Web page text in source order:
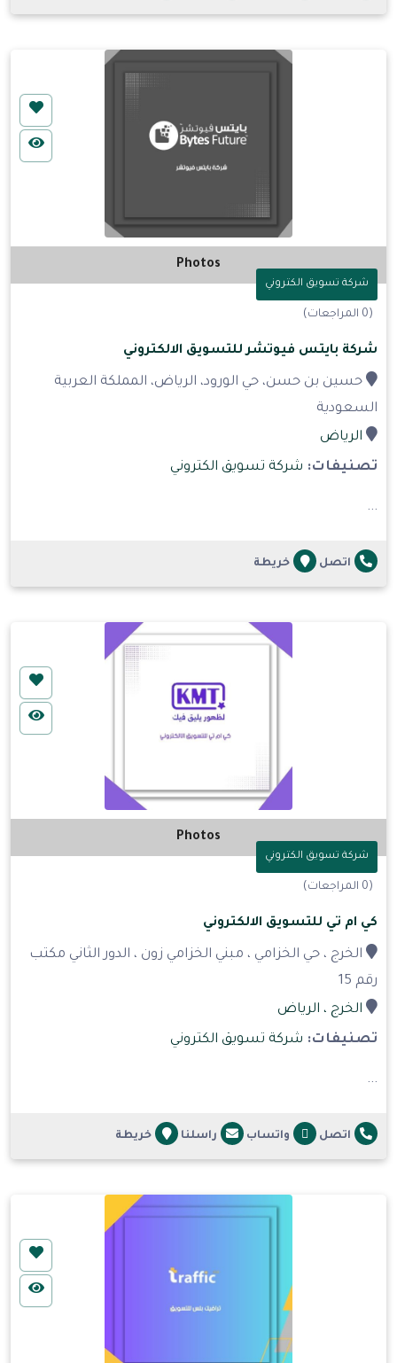
Photos
شركة تسويق الكتروني
(0 المراجعات)
شركة بايتس فيوتشر للتسويق الالكتروني
حسين بن حسن، حي الورود، الرياض، المملكة العربية
السعودية
الرياض
تصنيفات: شركة تسويق الكتروني
...
اتصل خريطة
Photos
شركة تسويق الكتروني
(0 المراجعات)
كي ام تي للتسويق الالكتروني
الخرج ، حي الخزامي ، مبني الخزامي زون ، الدور الثاني مكتب
رقم 15
الخرج ، الرياض
تصنيفات: شركة تسويق الكتروني
...
اتصل واتساب راسلنا خريطة